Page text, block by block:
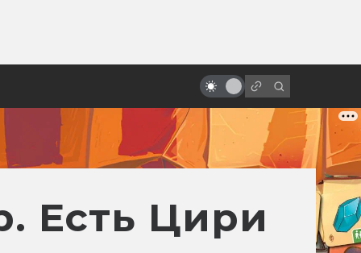
фильм
Есть Цири